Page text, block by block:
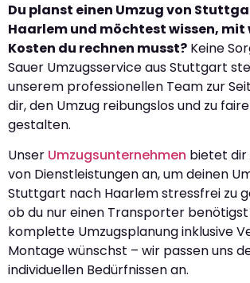
Du planst einen Umzug von
Haarlem und möchtest wissen, mit
Kosten du rechnen musst? Keine
Sauer Umzugsservice aus Stuttgart
unserem professionellen Team zur
dir, den Umzug reibungslos und zu
gestalten.
Unser Umzugsunternehmen bietet dir
von Dienstleistungen an, um deinen
Stuttgart nach Haarlem stressfrei zu
ob du nur einen Transporter
komplette Umzugsplanung inklusive
Montage wünschst – wir passen uns
individuellen Bedürfnissen an.